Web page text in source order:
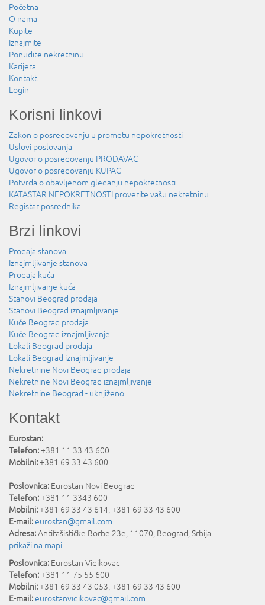
Početna
O nama
Kupite
Iznajmite
Ponudite nekretninu
Karijera
Kontakt
Login
Korisni linkovi
Zakon o posredovanju u prometu nepokretnosti
Uslovi poslovanja
Ugovor o posredovanju PRODAVAC
Ugovor o posredovanju KUPAC
Potvrda o obavljenom gledanju nepokretnosti
KATASTAR NEPOKRETNOSTI proverite vašu nekretninu
Registar posrednika
Brzi linkovi
Prodaja stanova
Iznajmljivanje stanova
Prodaja kuća
Iznajmljivanje kuća
Stanovi Beograd prodaja
Stanovi Beograd iznajmljivanje
Kuće Beograd prodaja
Kuće Beograd iznajmljivanje
Lokali Beograd prodaja
Lokali Beograd iznajmljivanje
Nekretnine Novi Beograd prodaja
Nekretnine Novi Beograd iznajmljivanje
Nekretnine Beograd - uknjiženo
Kontakt
Eurostan:
Telefon:+381 11 33 43 600
Mobilni:+381 69 33 43 600
Poslovnica: Eurostan Novi Beograd
Telefon:+381 11 3343 600
Mobilni:+381 69 33 43 614, +381 69 33 43 600
E-mail:eurostan@gmail.com
Adresa:Antifašističke Borbe 23e, 11070, Beograd,Srbija
prikaži na mapi
Poslovnica: Eurostan Vidikovac
Telefon:+381 11 75 55 600
Mobilni:+381 69 33 43 053, +381 69 33 43 600
E-mail:eurostanvidikovac@gmail.com